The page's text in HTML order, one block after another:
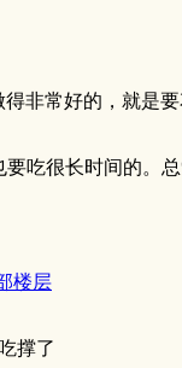
非常好的，就是
吃很长时间的。
楼层
撑了